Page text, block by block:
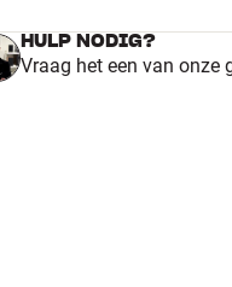
HULP NODIG?
Vraag het een van onze